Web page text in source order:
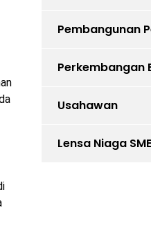
Pembangunan
Perkembangan
Usahawan
Lensa Niaga SME